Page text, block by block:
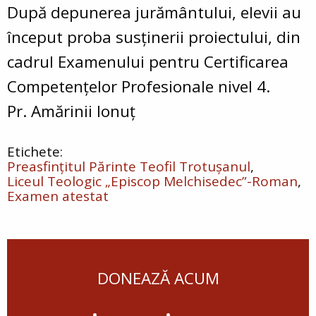
După depunerea jurământului, elevii au
început proba susținerii proiectului, din
cadrul Examenului pentru Certificarea
Competențelor Profesionale nivel 4.
Pr. Amărinii Ionuț
Preasfințitul Părinte Teofil Trotușanul
Liceul Teologic „Episcop Melchisedec”-Roman
Examen atestat
DONEAZĂ ACUM